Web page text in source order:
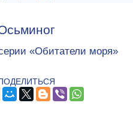
«Обитатели моря»